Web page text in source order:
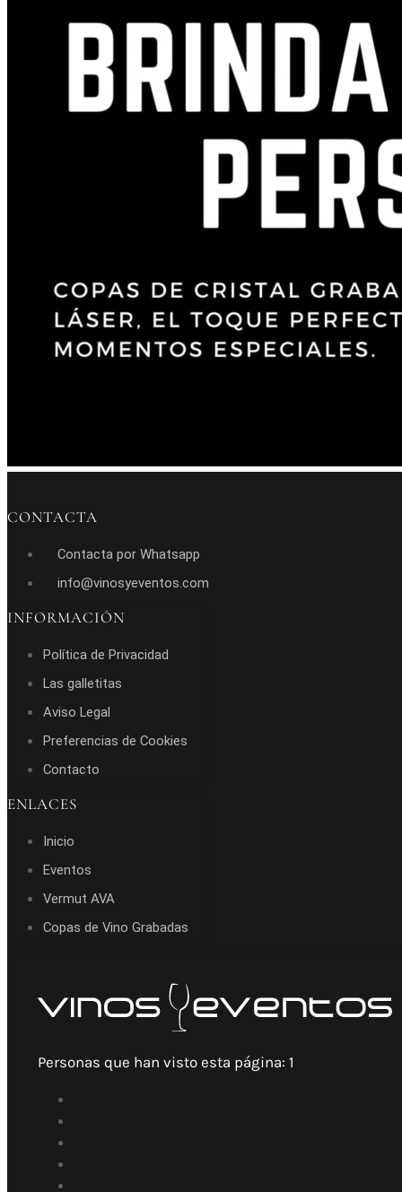
CONTACTA
Contacta por Whatsapp
info@vinosyeventos.com
INFORMACIÓN
Política de Privacidad
Las galletitas
Aviso Legal
Preferencias de Cookies
Contacto
ENLACES
Inicio
Eventos
Vermut AVA
Copas de Vino Grabadas
Personas que han visto esta página: 1